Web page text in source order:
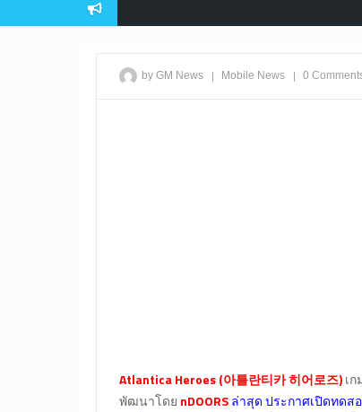
by GM News | Mobile News | 0
Atlantica Heroes (아틀란티카 히어로즈)เ
พัฒนาโดย nDOORSล่าสุด ประกาศเปิดทดส